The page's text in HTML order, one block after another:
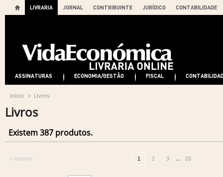
LIVRARIA JORNAL CONTRIBUINTE JURÍDICO CONTABILIDADE
ASSINATURAS ECONOMIA/GESTÃO FISCAL
Início > Livros
Livros
Existem 387 produtos.
« Anterior 1 2 3 ... 20